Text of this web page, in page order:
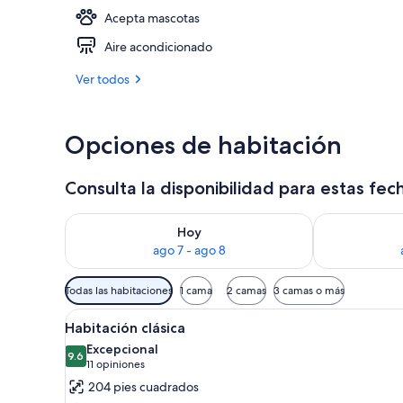
Acepta mascotas
Aire acondicionado
Ver todos
Opciones de habitación
Consulta la disponibilidad para estas
Hoy
ago 7 - ago 8
Consulta la disponibilidad para hoy ago 7 - ago 8
Consulta la
Filtros
disponibles
para
las
habitaciones
Todas las habitaciones 1 cama 2 camas 3 camas o más
Abrir
todas
las
fotos
Habitación clásica | Minibar,
6
Habitación clásica
9.69.6 de 10
Excepcional
11 opiniones
(11
opiniones)
204 pies cuadrados